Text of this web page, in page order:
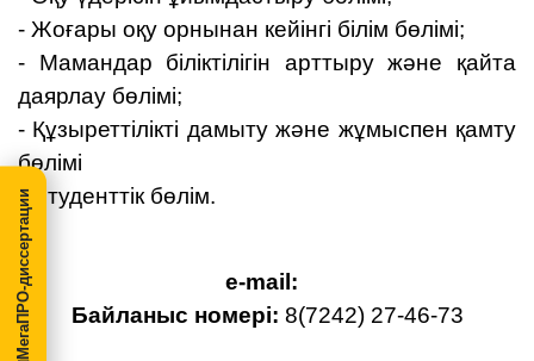
- Жоғары оқу орнынан кейінгі білім бөлімі;
- Мамандар біліктілігін арттыру және қайта
даярлау бөлімі;
- Құзыреттілікті дамыту және жұмыспен қамту
бөлімі
- Студенттік бөлім.
e-mail:
Байланыс номері: 8(7242) 27-46-73
МегаПРО-диссертации